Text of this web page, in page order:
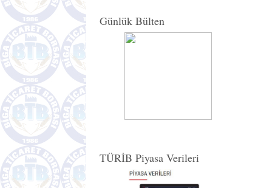
Günlük Bülten
TÜRİB Piyasa Verileri